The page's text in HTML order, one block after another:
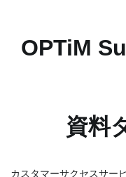
OPTiM
資料
カスタマーサクセスサー